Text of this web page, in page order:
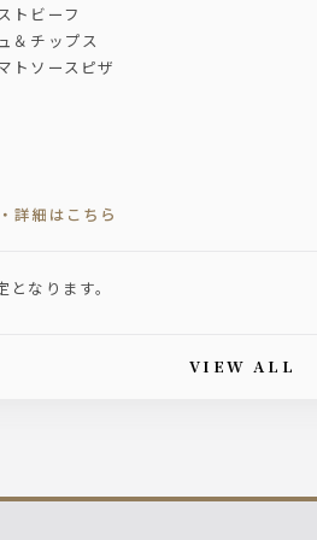
トビーフ
＆チップス
トソースピザ
詳細はこちら
なります。
VIEW ALL